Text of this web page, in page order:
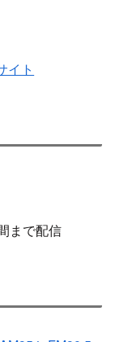
イト
まで配信